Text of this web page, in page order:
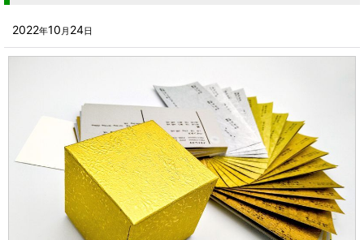
2022年10 月 24日
■その他箱・ケース
■袋
■気泡緩衝材・ミラーマット
■その他発泡材・緩衝材
■その他資材
楽器・音響機器用
2023年